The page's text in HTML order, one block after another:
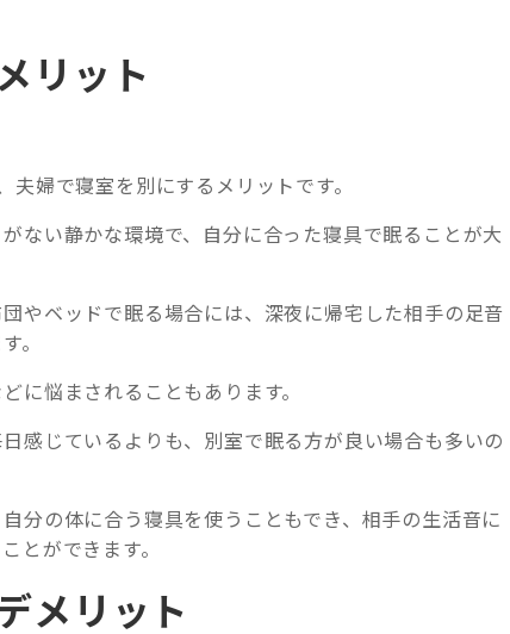
リット
夫婦で寝室を別にするメリットです。
ない静かな環境で、自分に合った寝具で眠ることが大
やベッドで眠る場合には、深夜に帰宅した相手の足音
。
に悩まされることもあります。
感じているよりも、別室で眠る方が良い場合も多いの
分の体に合う寝具を使うこともでき、相手の生活音に
とができます。
メリット